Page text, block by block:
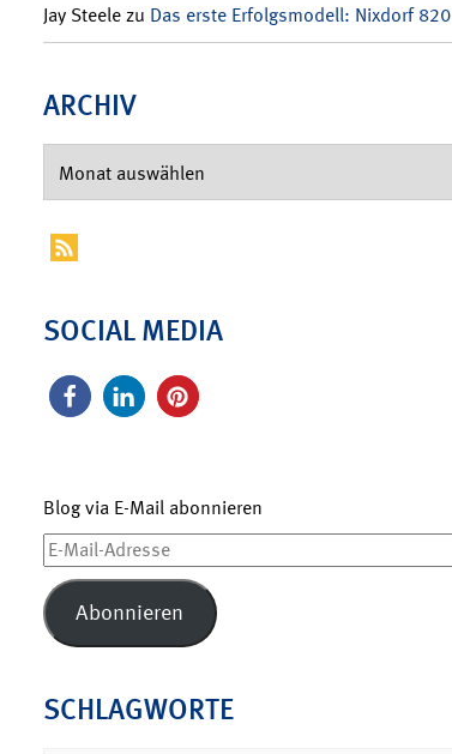
Jay Steelezu Das erste Erfolgsmodell: Nixdorf 820
ARCHIV
SOCIAL MEDIA
Blog via E-Mail abonnieren
E-
Mail-
Adresse
Abonnieren
SCHLAGWORTE